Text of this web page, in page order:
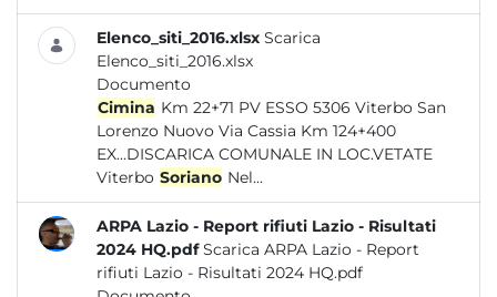
Elenco_siti_2016.xlsx Scarica
Elenco_siti_2016.xlsx
Documento
Cimina Km 22+71 PV ESSO 5306 Viterbo San
Lorenzo Nuovo Via Cassia Km 124+400
EX...DISCARICA COMUNALE IN LOC.VETATE
Viterbo Soriano Nel...
ARPA Lazio - Report rifiuti Lazio - Risultati
2024 HQ.pdf Scarica ARPA Lazio - Report
rifiuti Lazio - Risultati 2024 HQ.pdf